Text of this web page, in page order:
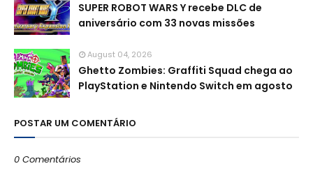
SUPER ROBOT WARS Y recebe DLC de
aniversário com 33 novas missões
August 04, 2026
Ghetto Zombies: Graffiti Squad chega ao
PlayStation e Nintendo Switch em agosto
POSTAR UM COMENTÁRIO
0 Comentários